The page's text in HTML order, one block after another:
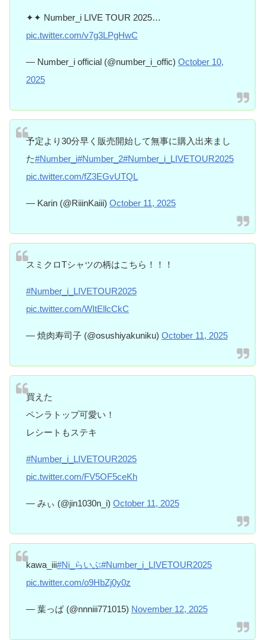
✦✦ Number_i LIVE TOUR 2025…
pic.twitter.com/v7g3LPgHwC
— Number_i official (@number_i_offic) October 10,
2025
予定より30分早く販売開始して無事に購入出来まし
た#Number_i#Number_2#Number_i_LIVETOUR2025
pic.twitter.com/fZ3EGvUTQL
— Karin (@RiiinKaiii) October 11, 2025
スミクロTシャツの柄はこちら！！！
#Number_i_LIVETOUR2025
pic.twitter.com/WItEllcCkC
— 焼肉寿司子 (@osushiyakuniku) October 11, 2025
買えた
ペンラトップ可愛い！
レシートもステキ
#Number_i_LIVETOUR2025
pic.twitter.com/FV5OF5ceKh
— みぃ (@jin1030n_i) October 11, 2025
kawa_iii#Ni_らいぶ#Number_i_LIVETOUR2025
pic.twitter.com/o9HbZj0y0z
— 葉っぱ (@nnniii771015) November 12, 2025